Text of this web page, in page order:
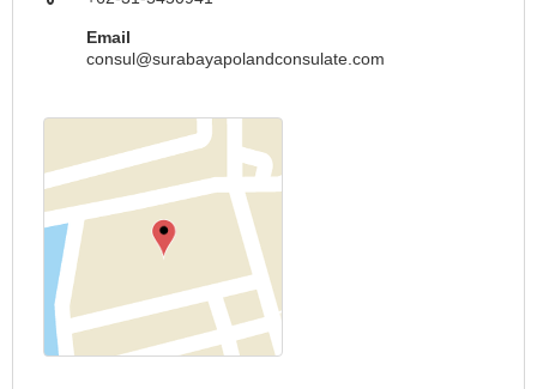
Email
consul@surabayapolandconsulate.com